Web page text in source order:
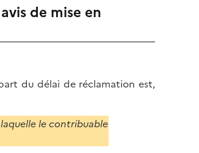
de mise en
du délai de réclamation est,
le contribuable